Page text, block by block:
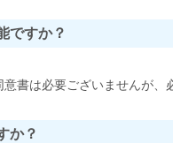
ですか？
書は必要ございませんが、
か？